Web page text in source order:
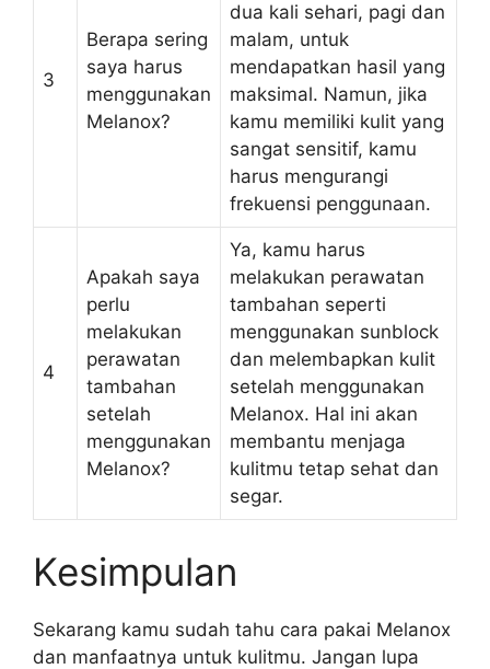
3
Berapa sering
saya harus
menggunakan
Melanox?
dua kali sehari, pagi dan
malam, untuk
mendapatkan hasil yang
maksimal. Namun, jika
kamu memiliki kulit yang
sangat sensitif, kamu
harus mengurangi
frekuensi penggunaan.
4
Apakah saya
perlu
melakukan
perawatan
tambahan
setelah
menggunakan
Melanox?
Ya, kamu harus
melakukan perawatan
tambahan seperti
menggunakan sunblock
dan melembapkan kulit
setelah menggunakan
Melanox. Hal ini akan
membantu menjaga
kulitmu tetap sehat dan
segar.
Kesimpulan
Sekarang kamu sudah tahu cara pakai Melanox
dan manfaatnya untuk kulitmu. Jangan lupa